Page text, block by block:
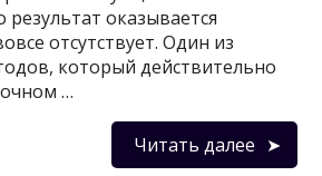
результат оказывается
отсутствует. Один из
который действительно
…
Читать далее